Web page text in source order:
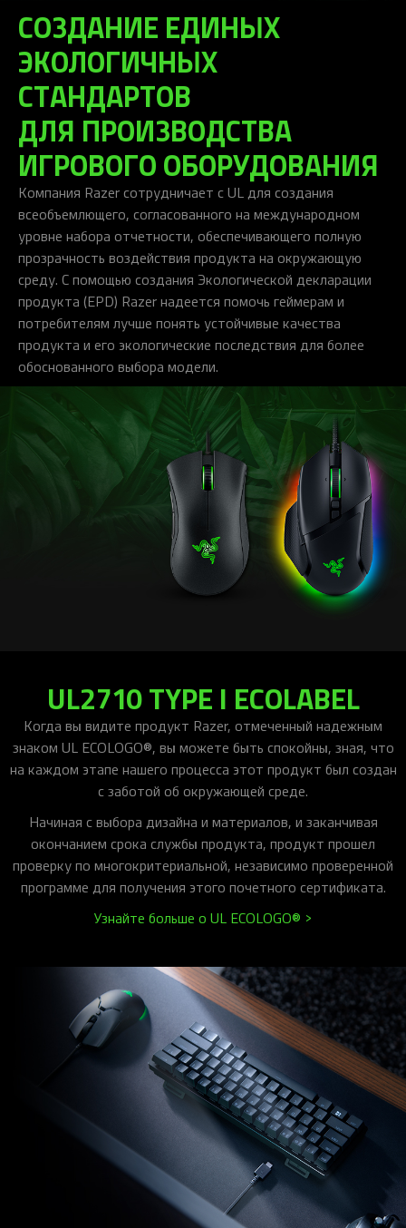
СОЗДАНИЕ ЕДИНЫХ
ЭКОЛОГИЧНЫХ
СТАНДАРТОВ
ДЛЯ ПРОИЗВОДСТВА
ИГРОВОГО ОБОРУДОВАНИЯ
Компания Razer сотрудничает с UL для создания
всеобъемлющего, согласованного на международном
уровне набора отчетности, обеспечивающего полную
прозрачность воздействия продукта на окружающую
среду. С помощью создания Экологической декларации
продукта (EPD) Razer надеется помочь геймерам и
потребителям лучше понять устойчивые качества
продукта и его экологические последствия для более
обоснованного выбора модели.
UL2710 TYPE I ECOLABEL
Когда вы видите продукт Razer, отмеченный надежным
знаком UL ECOLOGO®, вы можете быть спокойны, зная, что
на каждом этапе нашего процесса этот продукт был создан
с заботой об окружающей среде.
Начиная с выбора дизайна и материалов, и заканчивая
окончанием срока службы продукта, продукт прошел
проверку по многокритериальной, независимо проверенной
программе для получения этого почетного сертификата.
Узнайте больше о UL ECOLOGO® >